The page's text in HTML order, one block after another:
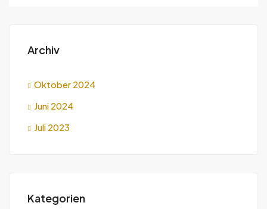
Archiv
Oktober 2024
Juni 2024
Juli 2023
Kategorien